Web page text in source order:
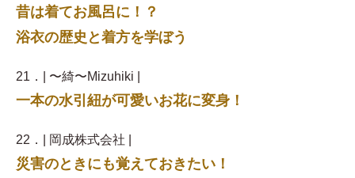
昔は着てお風呂に！？
浴衣の歴史と着方を学ぼう
21．| 〜綺〜Mizuhiki |
一本の水引紐が可愛いお花に変身！
22．| 岡成株式会社 |
災害のときにも覚えておきたい！